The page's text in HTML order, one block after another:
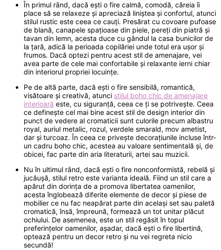
În primul rând, dacă ești o fire calmă, comodă, căreia îi
place să se relaxeze și apreciază liniștea și confortul, atunci
stilul rustic este ceea ce cauți. Presărat cu covoare pufoase
de blană, canapele spațioase din piele, pereți din piatră și
tavan din lemn, acesta duce cu gândul la casa bunicilor de
la țară, adică la perioada copilăriei unde totul era ușor și
frumos. Dacă optezi pentru acest stil de amenajare, vei
avea parte de cele mai confortabile și relaxante ierni chiar
din interiorul propriei locuințe.
Pe de altă parte, dacă ești o fire sensibilă, romantică,
visătoare și creativă, atunci stilul boho chic de amenajare
interioară este, cu siguranță, ceea ce ți se potrivește. Ceea
ce definește cel mai bine acest stil de design interior din
punct de vedere al cromaticii sunt culorile precum albastru
royal, auriul metalic, rozul, verdele smarald, mov ametist,
dar și turcoaz. În ceea ce privește decorațiunile incluse într-
un cadru boho chic, acestea au valoare sentimentală și, de
obicei, fac parte din aria literaturii, artei sau muzicii.
Nu în ultimul rând, dacă ești o fire nonconformistă, rebelă și
jucăușă, stilul retro este varianta ideală. Fiind un stil care a
apărut din dorința de a promova libertatea oamenilor,
acesta înglobează diferite elemente de decor și piese de
mobilier ce nu fac neapărat parte din același set sau paletă
cromatică, însă, împreună, formează un tot unitar plăcut
ochiului. De asemenea, este un stil regăsit în topul
preferințelor oamenilor, așadar, dacă ești o fire libertină,
optează pentru un decor retro și nu vei regreta nicio
secundă!